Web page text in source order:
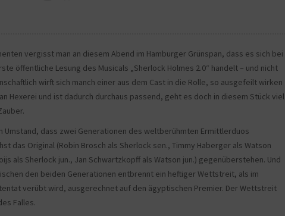
vergisst man an diesem Abend im Hamburger Grünspan, dass es sich bei
öffentliche Lesung des Musicals „Sherlock Holmes 2.0“ handelt – und nicht
wirft sich manch einer aus dem Cast in die Rolle, so ausgefeilt wirken
Hexerei und ist dadurch durchaus passend, geht es doch in diesem Stück viel
Umstand, dass zwei Generationen des weltberühmten Ermittlerduos
das Original (Robin Brosch als Sherlock sen., Timmy Haberger als Watson
als Sherlock jun., Jan Schwartzkopff als Watson jun.) gegenüberstehen. Und
den beiden Generationen entbrennt ein heftiger Wettstreit, als im
verübt wird, ausgerechnet auf den ägyptischen Premier. Der Wettstreit
Falles.